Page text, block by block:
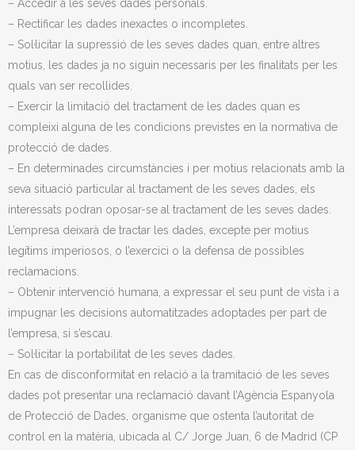
– Accedir a les seves dades personals.
– Rectificar les dades inexactes o incompletes.
– Sol·licitar la supressió de les seves dades quan, entre altres
motius, les dades ja no siguin necessaris per les finalitats per les
quals van ser recollides.
– Exercir la limitació del tractament de les dades quan es
compleixi alguna de les condicions previstes en la normativa de
protecció de dades.
– En determinades circumstàncies i per motius relacionats amb la
seva situació particular al tractament de les seves dades, els
interessats podran oposar-se al tractament de les seves dades.
L’empresa deixarà de tractar les dades, excepte per motius
legítims imperiosos, o l’exercici o la defensa de possibles
reclamacions.
– Obtenir intervenció humana, a expressar el seu punt de vista i a
impugnar les decisions automatitzades adoptades per part de
l’empresa, si s’escau.
– Sol·licitar la portabilitat de les seves dades.
En cas de disconformitat en relació a la tramitació de les seves
dades pot presentar una reclamació davant l’Agència Espanyola
de Protecció de Dades, organisme que ostenta l’autoritat de
control en la matèria, ubicada al C/ Jorge Juan, 6 de Madrid (CP